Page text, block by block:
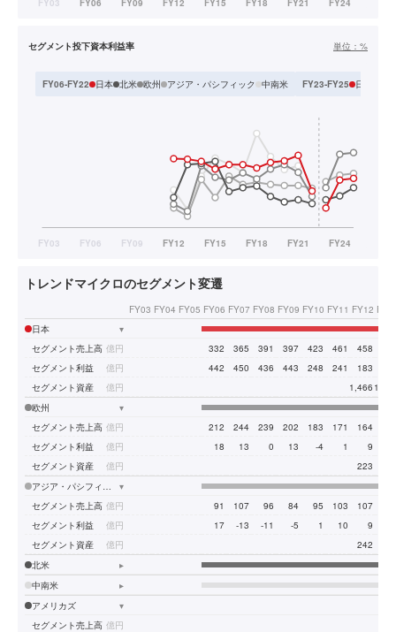
セグメント投下資本利益率 単位： %
FY06-FY22 日本 北米 欧州 アジア・パシフィック 中南米 FY23-FY25 日本
トレンドマイクロのセグメント変遷
FY03 FY04 FY05 FY06 FY07 FY08 FY09 FY10 FY11 FY12
日本
▾
セグメント売上高 億円 332 365 391 397 423 461 458
セグメント利益
億円 442 450 436 443 248 241 183
セグメント資産
億円 1,466
欧州
▾
セグメント売上高 億円 212 244 239 202 183 171 164
セグメント利益
億円 18 13 0 13 -4 1 9
セグメント資産
億円 223
▾
セグメント売上高 億円 91 107 96 84 95 103 107
セグメント利益
億円 17 -13 -11 -5 1 10 9
セグメント資産
億円 242
北米
▸
中南米
▸
アメリカズ
▾
セグメント売上高 億円